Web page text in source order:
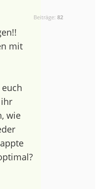
Beiträge:82
mit
wie